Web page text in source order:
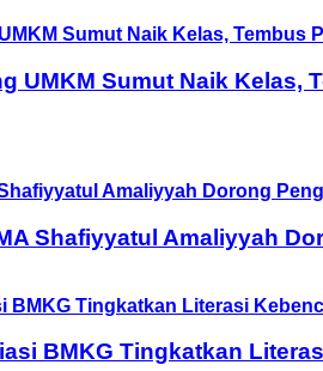
UMKM Sumut Naik Kelas,
Shafiyyatul Amaliyyah
BMKG Tingkatkan